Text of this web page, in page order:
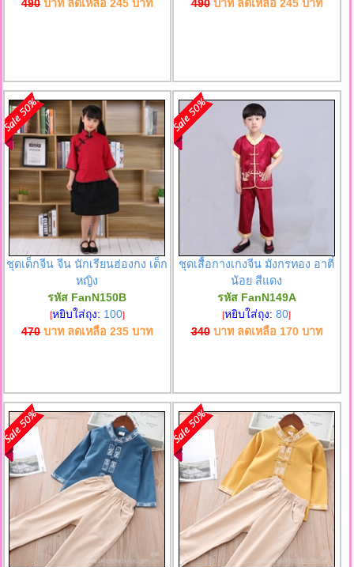
490บาท ลดเหลือ245 บาท 490บาท ลดเหลือ 245บาท
ชุดเด็กจีน จีน นักเรียนฮ่องกง เด็ก
หญิง
รหัส FanN150B
[หยิบใส่ถุง: 100]
470บาท ลดเหลือ235 บาท
ชุดเสื้อกางเกงจีน มังกรทอง อาตี๋
น้อย สีแดง
รหัส FanN149A
[หยิบใส่ถุง:80]
340บาท ลดเหลือ 170บาท